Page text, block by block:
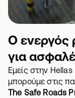
Ο ενεργός
για
Εμείς στην
μπορούμε στις
The Safe Roads